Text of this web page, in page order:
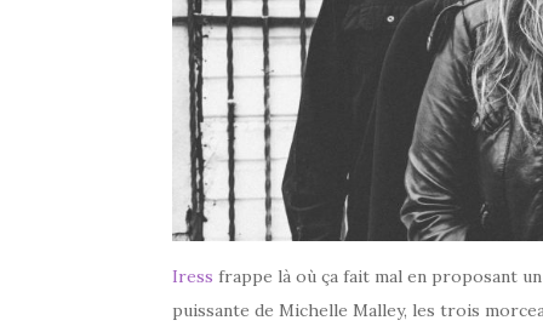
Iress frappe là où ça fait mal en proposant
puissante de Michelle Malley, les trois